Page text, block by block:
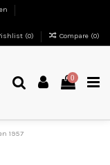
(0) Compare (0)
0
1957